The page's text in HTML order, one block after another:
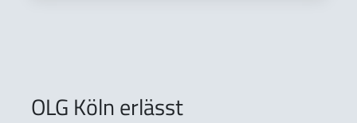
OLG Köln erlässt